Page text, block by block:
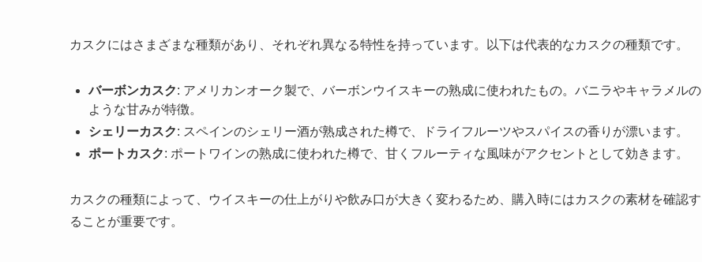
カスクにはさまざまな種類があり、それぞれ異なる特性を持っています。以下は代表的なカスクの種類です。
バーボンカスク: アメリカンオーク製で、バーボンウイスキーの熟成に使われたもの。バニラやキャラメルの
ような甘みが特徴。
シェリーカスク: スペインのシェリー酒が熟成された樽で、ドライフルーツやスパイスの香りが漂います。
ポートカスク: ポートワインの熟成に使われた樽で、甘くフルーティな風味がアクセントとして効きます。
カスクの種類によって、ウイスキーの仕上がりや飲み口が大きく変わるため、購入時にはカスクの素材を確認す
ることが重要です。